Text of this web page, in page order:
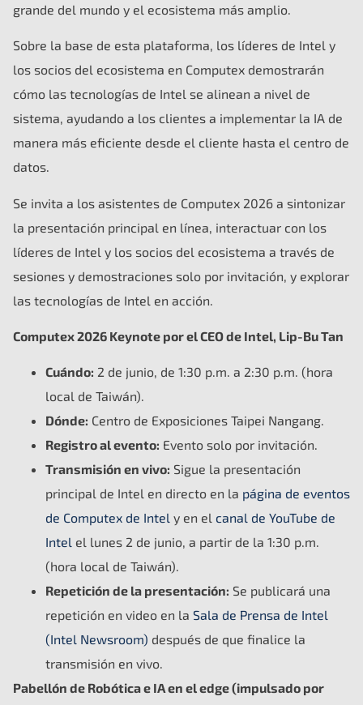
grande del mundo y el ecosistema más amplio.
Sobre la base de esta plataforma, los líderes de Intel y
los socios del ecosistema en Computex demostrarán
cómo las tecnologías de Intel se alinean a nivel de
sistema, ayudando a los clientes a implementar la IA de
manera más eficiente desde el cliente hasta el centro de
datos.
Se invita a los asistentes de Computex 2026 a sintonizar
la presentación principal en línea, interactuar con los
líderes de Intel y los socios del ecosistema a través de
sesiones y demostraciones solo por invitación, y explorar
las tecnologías de Intel en acción.
Computex 2026 Keynote por el CEO de Intel, Lip-Bu Tan
Cuándo: 2 de junio, de 1:30 p.m. a 2:30 p.m. (hora
local de Taiwán).
Dónde: Centro de Exposiciones Taipei Nangang.
Registro al evento: Evento solo por invitación.
Transmisión en vivo: Sigue la presentación
principal de Intel en directo en la página de eventos
de Computex de Intel y en el canal de YouTube de
Intel el lunes 2 de junio, a partir de la 1:30 p.m.
(hora local de Taiwán).
Repetición de la presentación: Se publicará una
repetición en video en la Sala de Prensa de Intel
(Intel Newsroom) después de que finalice la
transmisión en vivo.
Pabellón de Robótica e IA en el edge (impulsado por